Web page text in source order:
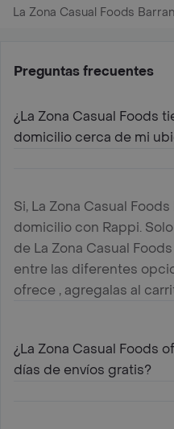
La Zona Casual Foods
Preguntas frecuentes
¿La Zona Casual Foods
domicilio cerca de mi
Si, La Zona Casual
domicilio con Rappi.
de La Zona Casual
entre las diferentes
ofrece , agregalas al
¿La Zona Casual Foods
días de envíos gratis?